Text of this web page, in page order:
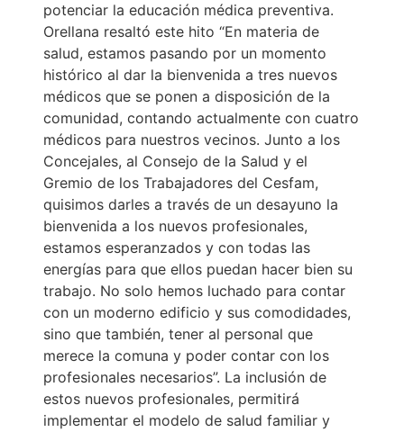
potenciar la educación médica preventiva.
Orellana resaltó este hito “En materia de
salud, estamos pasando por un momento
histórico al dar la bienvenida a tres nuevos
médicos que se ponen a disposición de la
comunidad, contando actualmente con cuatro
médicos para nuestros vecinos. Junto a los
Concejales, al Consejo de la Salud y el
Gremio de los Trabajadores del Cesfam,
quisimos darles a través de un desayuno la
bienvenida a los nuevos profesionales,
estamos esperanzados y con todas las
energías para que ellos puedan hacer bien su
trabajo. No solo hemos luchado para contar
con un moderno edificio y sus comodidades,
sino que también, tener al personal que
merece la comuna y poder contar con los
profesionales necesarios”. La inclusión de
estos nuevos profesionales, permitirá
implementar el modelo de salud familiar y